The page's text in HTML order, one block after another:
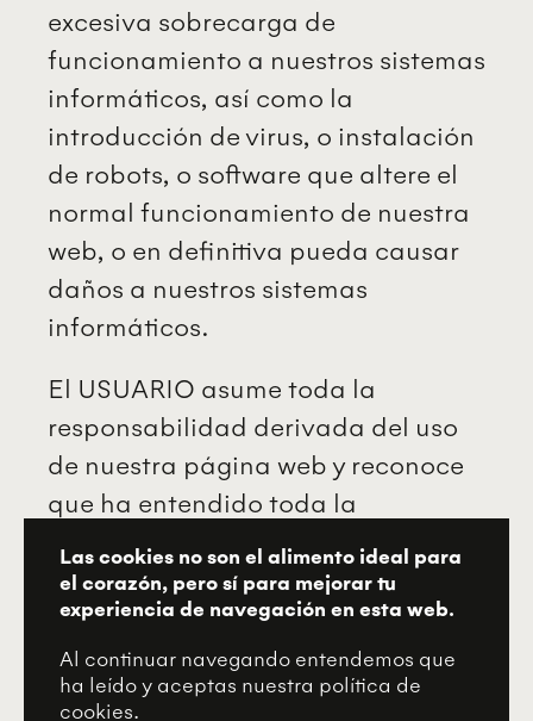
excesiva sobrecarga de
funcionamiento a nuestros sistemas
informáticos, así como la
introducción de virus, o instalación
de robots, o software que altere el
normal funcionamiento de nuestra
web, o en definitiva pueda causar
daños a nuestros sistemas
informáticos.
El USUARIO asume toda la
responsabilidad derivada del uso
de nuestra página web y reconoce
que ha entendido toda la
información respecto a las
condiciones de uso de nuestro
portal, siendo suficientes para la
exclusión de error en las mismas, y
por lo tanto, las acepta integra y
Las cookies no son el alimento ideal para
el corazón, pero sí para mejorar tu
experiencia de navegación en esta web.
Al continuar navegando entendemos que
ha leído y aceptas nuestra política de
cookies.